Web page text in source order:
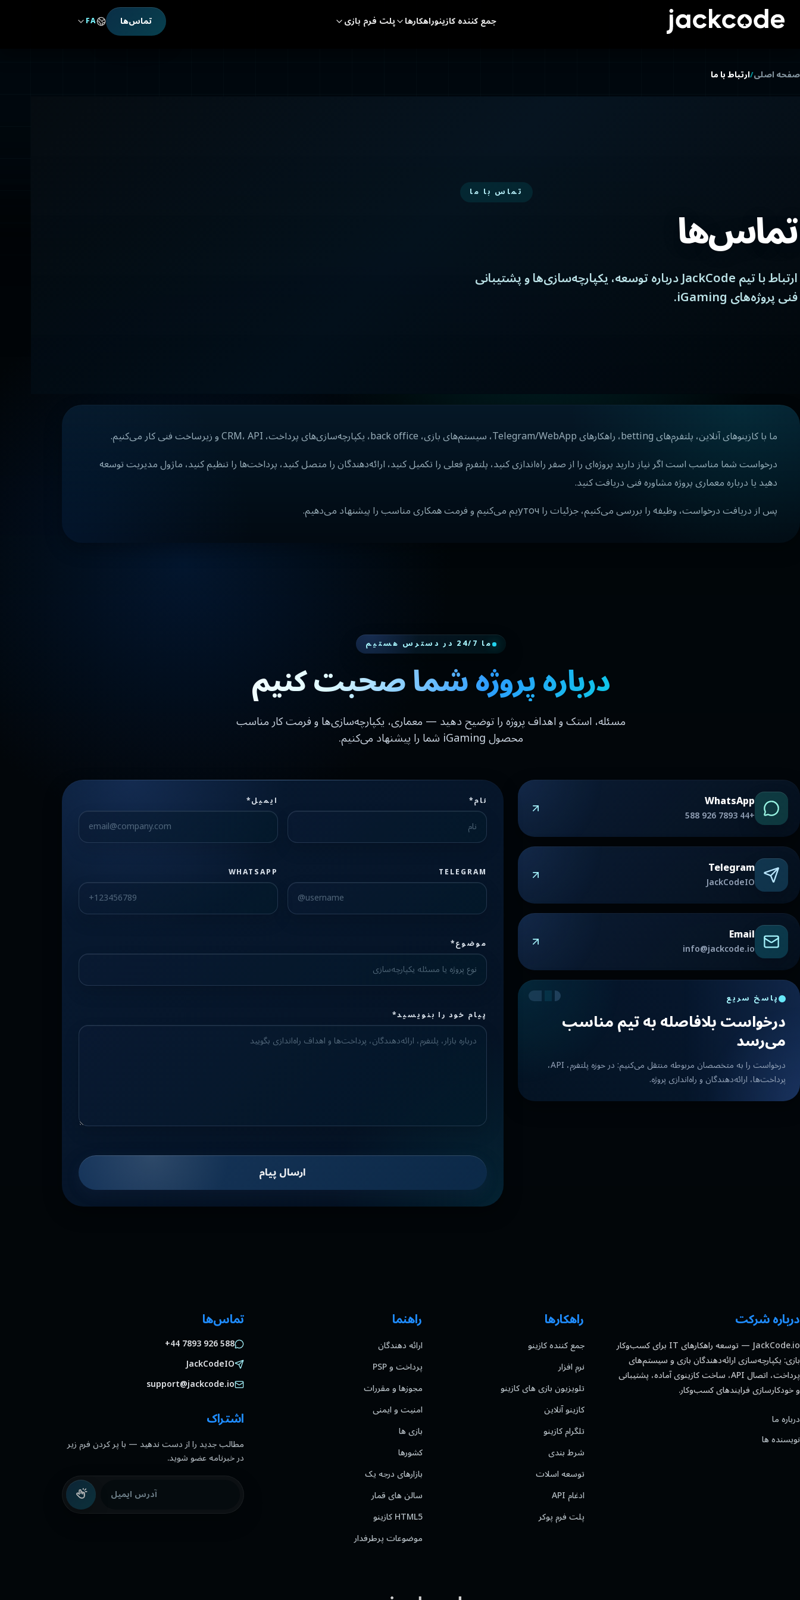
جمع کننده کازینوراهکارها پلت فرم بازی تماس‌ها FA
صفحه اصلی/ارتباط با ما
تماس با ما
تماس‌ها
ارتباط با تیم JackCode درباره توسعه، یکپارچه‌سازی‌ها و پشتیبانی
فنی پروژه‌های iGaming.
ما با کازینوهای آنلاین، پلتفرم‌های betting، راهکارهای Telegram/WebApp، سیستم‌های بازی، back office، یکپارچه‌سازی‌های پرداخت، CRM، API و زیرساخت فنی کار می‌کنیم.
درخواست شما مناسب است اگر نیاز دارید پروژه‌ای را از صفر راه‌اندازی کنید، پلتفرم فعلی را تکمیل کنید، ارائه‌دهندگان را متصل کنید، پرداخت‌ها را تنظیم کنید، ماژول مدیریت توسعه
دهید یا درباره معماری پروژه مشاوره فنی دریافت کنید.
پس از دریافت درخواست، وظیفه را بررسی می‌کنیم، جزئیات را уточیم می‌کنیم و فرمت همکاری مناسب را پیشنهاد می‌دهیم.
ما 24/7 در دسترس هستیم
درباره پروژه شما صحبت کنیم
مسئله، استک و اهداف پروژه را توضیح دهید — معماری، یکپارچه‌سازی‌ها و فرمت کار مناسب
محصول iGaming شما را پیشنهاد می‌کنیم.
WhatsApp
+44 7893 926 588
Telegram
JackCodeIO
Email
info@jackcode.io
پاسخ سریع
درخواست بلافاصله به تیم مناسب
می‌رسد
درخواست را به متخصصان مربوطه منتقل می‌کنیم: در حوزه پلتفرم، API،
پرداخت‌ها، ارائه‌دهندگان و راه‌اندازی پروژه.
نام* ایمیل*
TELEGRAM
WHATSAPP
موضوع*
Please fix the highlighted fields.
پیام خود را بنویسید*
ارسال پیام
درباره شرکت
JackCode.io — توسعه راهکارهای IT برای کسب‌وکار
بازی: یکپارچه‌سازی ارائه‌دهندگان بازی و سیستم‌های
پرداخت، اتصال API، ساخت کازینوی آماده، پشتیبانی
و خودکارسازی فرایندهای کسب‌وکار.
درباره ما
نویسنده ها
راهکارها
جمع کننده کازینو
نرم افزار
تلویزیون بازی های کازینو
کازینو آنلاین
تلگرام کازینو
شرط بندی
توسعه اسلات
ادغام API
پلت فرم پوکر
راهنما
ارائه دهندگان
پرداخت و PSP
مجوزها و مقررات
امنیت و ایمنی
بازی ها
کشورها
بازارهای درجه یک
سالن های قمار
HTML5 کازینو
موضوعات پرطرفدار
تماس‌ها
+44 7893 926 588
JackCodeIO
support@jackcode.io
اشتراک
مطالب جدید را از دست ندهید — با پر کردن فرم زیر
در خبرنامه عضو شوید.